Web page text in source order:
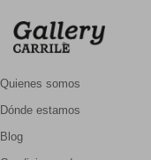
Quienes somos
Dónde estamos
Blog